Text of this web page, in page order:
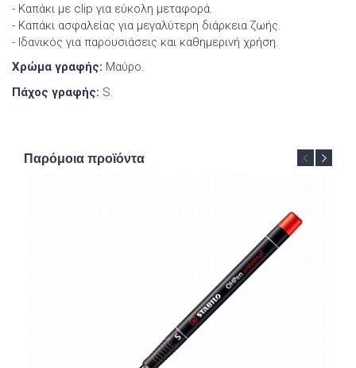
- Καπάκι με clip για εύκολη μεταφορά.
- Καπάκι ασφαλείας για μεγαλύτερη διάρκεια ζωής.
- Ιδανικός για παρουσιάσεις και καθημερινή χρήση.
Χρώμα γραφής: Μαύρο.
Πάχος γραφής: S.
Παρόμοια προϊόντα